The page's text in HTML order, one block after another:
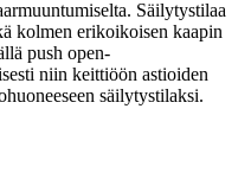
Säilytystilaa
kolmen erikoikoisen kaapin
push open-
niin keittiöön astioiden
säilytystilaksi.